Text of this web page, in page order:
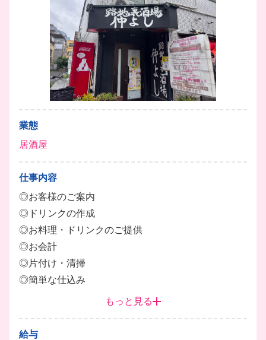
業態
居酒屋
仕事内容
◎お客様のご案内
◎ドリンクの作成
◎お料理・ドリンクのご提供
◎お会計
◎片付け・清掃
◎簡単な仕込み
◎簡単な盛り付けなど
未経験の方も大歓迎です！しっかりとサポートするの
もっと見る
給与